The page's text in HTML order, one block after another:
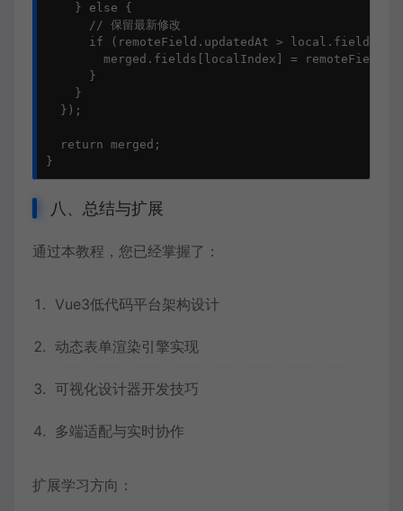
    } else {
      // 保留最新修改
if (remoteField.updatedAt >
        merged.fields[localIndex] = remoteField;
      }
    }
  });
  return merged;
}
八、总结与扩展
通过本教程，您已经掌握了：
Vue3低代码平台架构设计
动态表单渲染引擎实现
可视化设计器开发技巧
多端适配与实时协作
扩展学习方向：